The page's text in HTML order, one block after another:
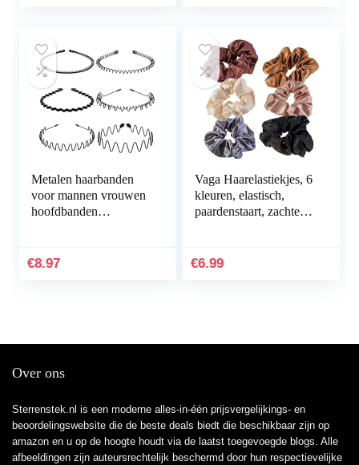
Metalen haarbanden
voor mannen vrouwen
hoofdbanden
lente sport voor
€8.97
Vaga Haarelastiekjes, 6
kleuren, elastisch,
paardenstaart, zachter
vlechtelastiekjes…
€6.99
Over ons
Sterrenstek.nl is een moderne alles-in-één prijsvergelijkings- en
beoordelingswebsite die de beste deals biedt die beschikbaar zijn op
amazon en u op de hoogte houdt via de laatst toegevoegde blogs. Alle
afbeeldingen zijn auteursrechtelijk beschermd door hun respectievelijke